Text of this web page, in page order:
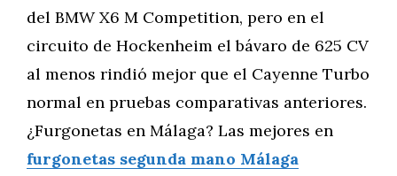
del BMW X6 M Competition, pero en el
circuito de Hockenheim el bávaro de 625 CV
al menos rindió mejor que el Cayenne Turbo
normal en pruebas comparativas anteriores.
¿Furgonetas en Málaga? Las mejores en
furgonetas segunda mano Málaga